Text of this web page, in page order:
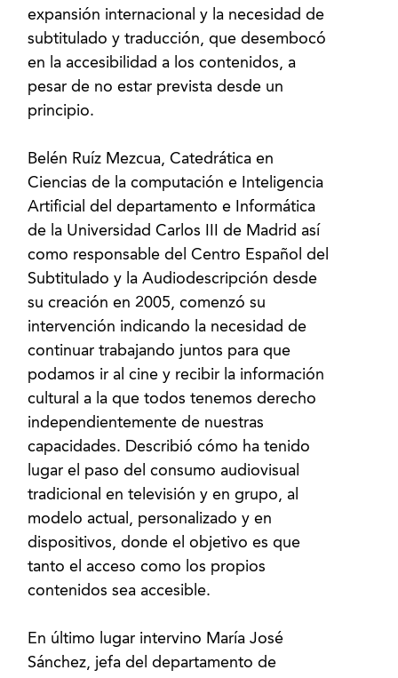
expansión internacional y la necesidad de
subtitulado y traducción, que desembocó
en la accesibilidad a los contenidos, a
pesar de no estar prevista desde un
principio.
Belén Ruíz Mezcua, Catedrática en
Ciencias de la computación e Inteligencia
Artificial del departamento e Informática
de la Universidad Carlos III de Madrid así
como responsable del Centro Español del
Subtitulado y la Audiodescripción desde
su creación en 2005, comenzó su
intervención indicando la necesidad de
continuar trabajando juntos para que
podamos ir al cine y recibir la información
cultural a la que todos tenemos derecho
independientemente de nuestras
capacidades. Describió cómo ha tenido
lugar el paso del consumo audiovisual
tradicional en televisión y en grupo, al
modelo actual, personalizado y en
dispositivos, donde el objetivo es que
tanto el acceso como los propios
contenidos sea accesible.
En último lugar intervino María José
Sánchez, jefa del departamento de